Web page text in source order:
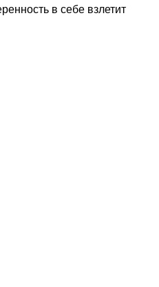
в себе взлетит